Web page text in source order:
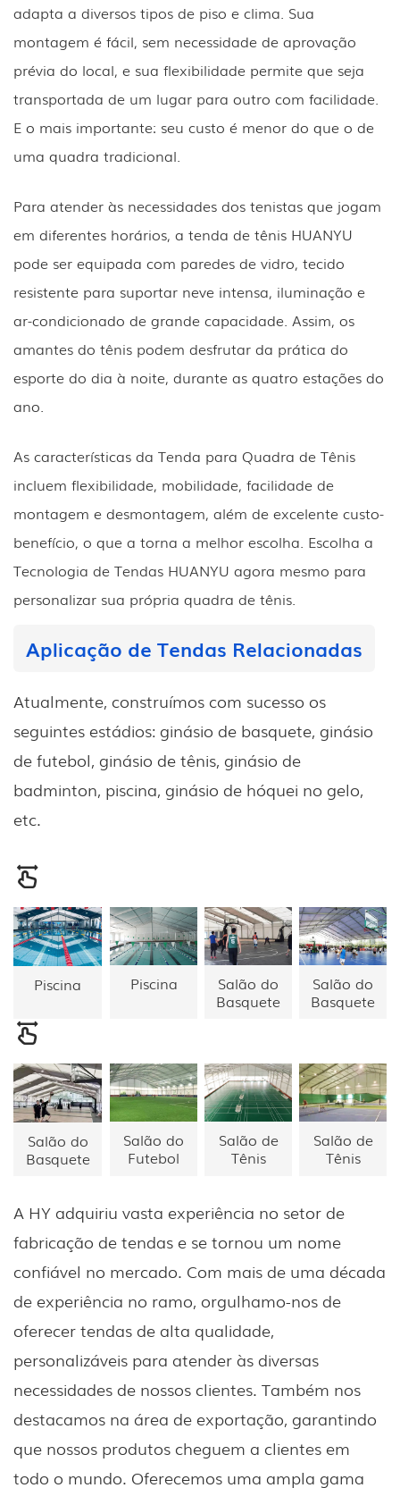
adapta a diversos tipos de piso e clima. Sua
montagem é fácil, sem necessidade de aprovação
prévia do local, e sua flexibilidade permite que seja
transportada de um lugar para outro com facilidade.
E o mais importante: seu custo é menor do que o de
uma quadra tradicional.
Para atender às necessidades dos tenistas que jogam
em diferentes horários, a tenda de tênis HUANYU
pode ser equipada com paredes de vidro, tecido
resistente para suportar neve intensa, iluminação e
ar-condicionado de grande capacidade. Assim, os
amantes do tênis podem desfrutar da prática do
esporte do dia à noite, durante as quatro estações do
ano.
As características da Tenda para Quadra de Tênis
incluem flexibilidade, mobilidade, facilidade de
montagem e desmontagem, além de excelente custo-
benefício, o que a torna a melhor escolha. Escolha a
Tecnologia de Tendas HUANYU agora mesmo para
personalizar sua própria quadra de tênis.
Aplicação de Tendas Relacionadas
Atualmente, construímos com sucesso os
seguintes estádios: ginásio de basquete, ginásio
de futebol, ginásio de tênis, ginásio de
badminton, piscina, ginásio de hóquei no gelo,
etc.
Piscina Piscina
Salão do
Basquete
Salão do
Basquete
Salão do
Basquete
Salão do
Futebol
Salão de
Tênis
Salão de
Tênis
A HY adquiriu vasta experiência no setor de
fabricação de tendas e se tornou um nome
confiável no mercado. Com mais de uma década
de experiência no ramo, orgulhamo-nos de
oferecer tendas de alta qualidade,
personalizáveis ​​para atender às diversas
necessidades de nossos clientes. Também nos
destacamos na área de exportação, garantindo
que nossos produtos cheguem a clientes em
todo o mundo. Oferecemos uma ampla gama